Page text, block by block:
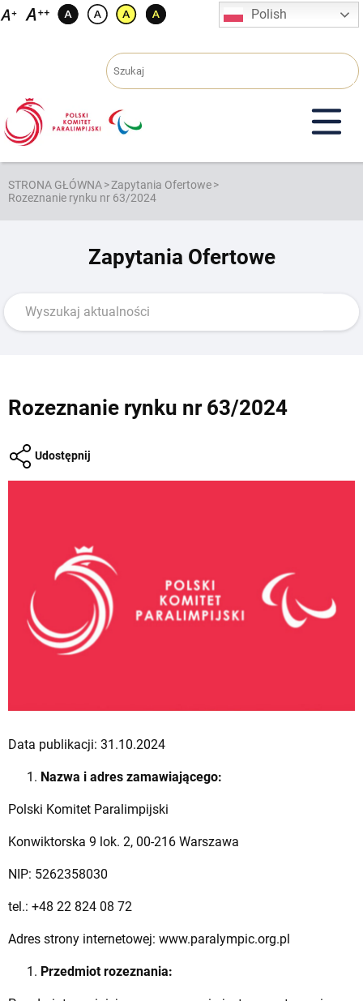
Przejdź
Polish
STRONA GŁÓWNA>Zapytania Ofertowe>
Rozeznanie rynku nr 63/2024
Zapytania Ofertowe
Rozeznanie rynku nr 63/2024
Udostępnij
Data publikacji: 31.10.2024
Nazwa i adres zamawiającego:
Polski Komitet Paralimpijski
Konwiktorska 9 lok. 2, 00-216 Warszawa
NIP: 5262358030
tel.: +48 22 824 08 72
Adres strony internetowej: www.paralympic.org.pl
Przedmiot rozeznania: